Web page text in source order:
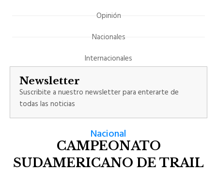
Nacional
CAMPEONATO
SUDAMERICANO DE TRAIL
Opinión
Nacionales
Internacionales
Newsletter
Suscribite a nuestro newsletter para enterarte de
todas las noticias